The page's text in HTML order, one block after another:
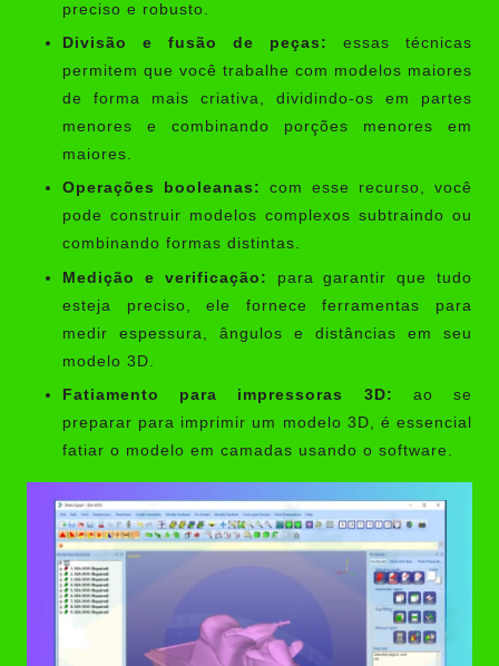
preciso e robusto.
Divisão e fusão de peças:
essas técnicas
permitem que você trabalhe com modelos maiores
de forma mais criativa, dividindo-os em partes
menores e combinando porções menores em
maiores.
Operações booleanas:
com esse recurso, você
pode construir modelos complexos subtraindo ou
combinando formas distintas.
Medição e verificação:
para garantir que tudo
esteja preciso, ele fornece ferramentas para
medir espessura, ângulos e distâncias em seu
modelo 3D.
Fatiamento para impressoras 3D:
ao se
preparar para imprimir um modelo 3D, é essencial
fatiar o modelo em camadas usando o software.